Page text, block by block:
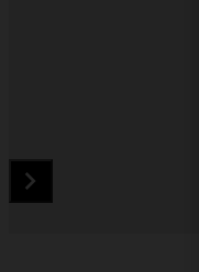
Diapositiva 1 de 5.